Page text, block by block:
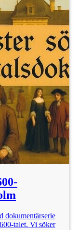
dokumentärserie
talet. Vi söker